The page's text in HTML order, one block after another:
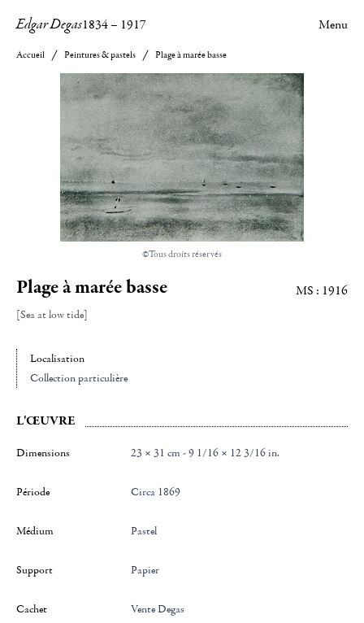
Edgar Degas1834– 1917 Menu
Accueil Peintures & pastels Plage à marée basse
©Tous droits réservés
Plage à marée basse
[Sea at low tide]
MS : 1916
Localisation
Collection particulière
L'ŒUVRE
Dimensions 23 × 31 cm - 9 1/16 × 12 3/16 in.
Période Circa 1869
Médium Pastel
Support Papier
Cachet Vente Degas